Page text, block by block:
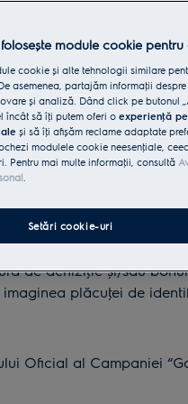
și se va încheia la
ora 24:00:00 nu va fi
primirii garanţiei
de achiziţie și/sau
plăcuţei de
Oficial al Campaniei
module cookie
cookie și alte tehnologii similare
asemenea, partajăm informaţii
și analiză. Dând click pe butonul
încât să îţi putem oferi o experienţă
și să îţi afișăm reclame adaptate
modulele cookie neesenţiale,
Pentru mai multe informaţii, consultă
.
Setări cookie-uri